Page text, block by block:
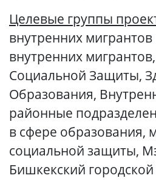
Целевые группы
внутренних
внутренних
Социальной Защиты,
Образования,
районные
в сфере образования,
социальной защиты,
Бишкекский городской